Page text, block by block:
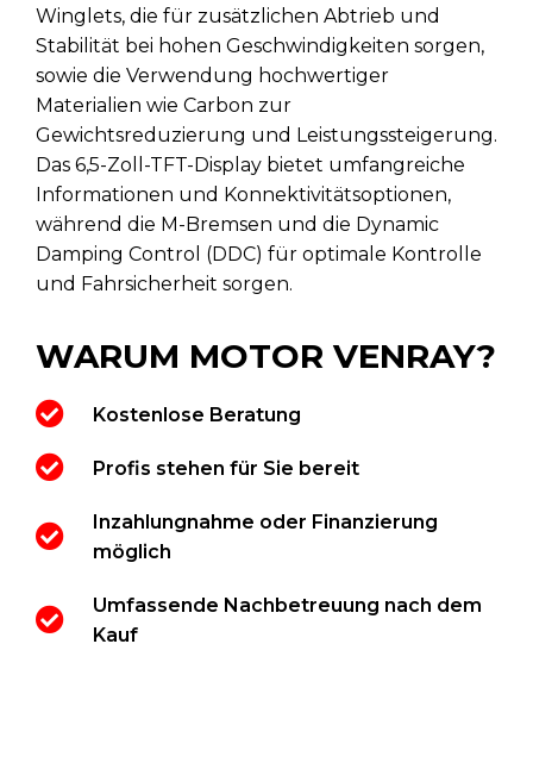
Winglets, die für zusätzlichen Abtrieb und
Stabilität bei hohen Geschwindigkeiten sorgen,
sowie die Verwendung hochwertiger
Materialien wie Carbon zur
Gewichtsreduzierung und Leistungssteigerung.
Das 6,5-Zoll-TFT-Display bietet umfangreiche
Informationen und Konnektivitätsoptionen,
während die M-Bremsen und die Dynamic
Damping Control (DDC) für optimale Kontrolle
und Fahrsicherheit sorgen.
WARUM MOTOR VENRAY?
Kostenlose Beratung
Profis stehen für Sie bereit
Inzahlungnahme oder Finanzierung
möglich
Umfassende Nachbetreuung nach dem
Kauf